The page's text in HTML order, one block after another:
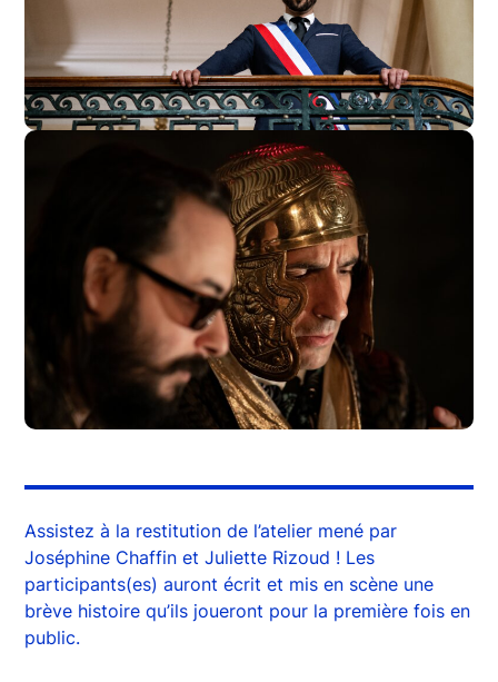
Assistez à la restitution de l’atelier mené par
Joséphine Chaffin et Juliette Rizoud ! Les
participants(es) auront écrit et mis en scène une
brève histoire qu’ils joueront pour la première fois en
public.